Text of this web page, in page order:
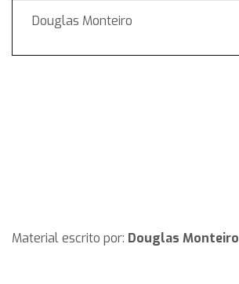
Douglas Monteiro
Material escrito por: Douglas Monteiro